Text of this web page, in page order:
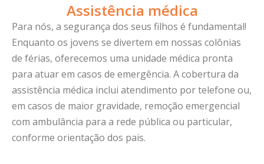
Assistência médica
Para nós, a segurança dos seus filhos é fundamental!
Enquanto os jovens se divertem em nossas colônias
de férias, oferecemos uma unidade médica pronta
para atuar em casos de emergência. A cobertura da
assistência médica inclui atendimento por telefone ou,
em casos de maior gravidade, remoção emergencial
com ambulância para a rede pública ou particular,
conforme orientação dos pais.